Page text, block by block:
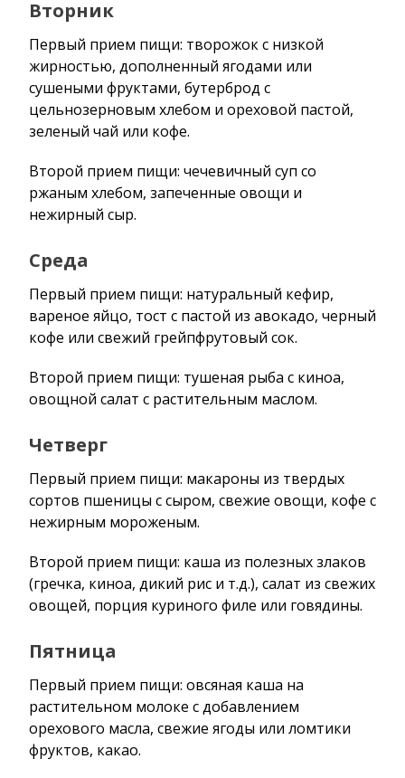
Вторник
Первый прием пищи: творожок с низкой
жирностью, дополненный ягодами или
сушеными фруктами, бутерброд с
цельнозерновым хлебом и ореховой пастой,
зеленый чай или кофе.
Второй прием пищи: чечевичный суп со
ржаным хлебом, запеченные овощи и
нежирный сыр.
Среда
Первый прием пищи: натуральный кефир,
вареное яйцо, тост с пастой из авокадо, черный
кофе или свежий грейпфрутовый сок.
Второй прием пищи: тушеная рыба с киноа,
овощной салат с растительным маслом.
Четверг
Первый прием пищи: макароны из твердых
сортов пшеницы с сыром, свежие овощи, кофе с
нежирным мороженым.
Второй прием пищи: каша из полезных злаков
(гречка, киноа, дикий рис и т.д.), салат из свежих
овощей, порция куриного филе или говядины.
Пятница
Первый прием пищи: овсяная каша на
растительном молоке с добавлением
орехового масла, свежие ягоды или ломтики
фруктов, какао.